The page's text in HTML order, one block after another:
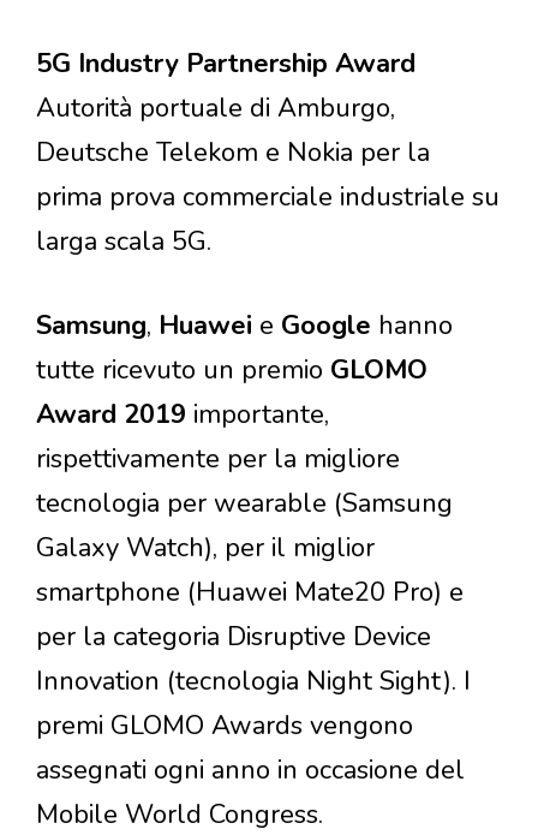
5G Industry Partnership Award
Autorità portuale di Amburgo,
Deutsche Telekom e Nokia per la
prima prova commerciale industriale su
larga scala 5G.
Samsung, Huawei e Google hanno
tutte ricevuto un premio GLOMO
Award 2019 importante,
rispettivamente per la migliore
tecnologia per wearable (Samsung
Galaxy Watch), per il miglior
smartphone (Huawei Mate20 Pro) e
per la categoria Disruptive Device
Innovation (tecnologia Night Sight). I
premi GLOMO Awards vengono
assegnati ogni anno in occasione del
Mobile World Congress.